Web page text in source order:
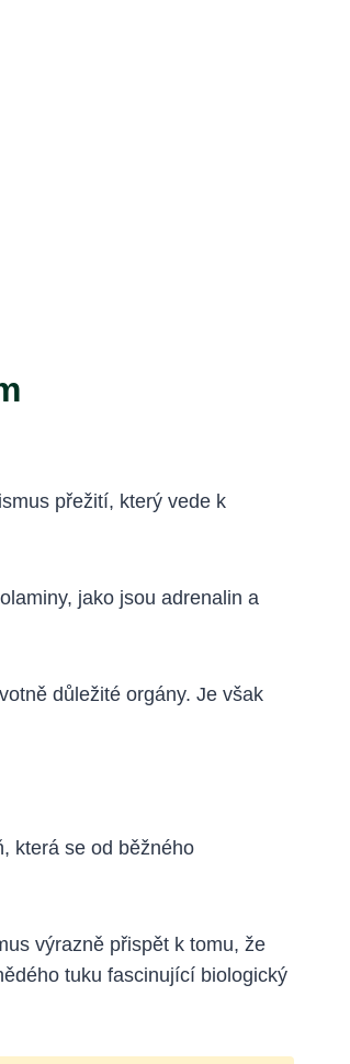
přežití, který vede k
jako jsou adrenalin a
důležité orgány. Je však
která se od běžného
výrazně přispět k tomu, že
tuku fascinující biologický